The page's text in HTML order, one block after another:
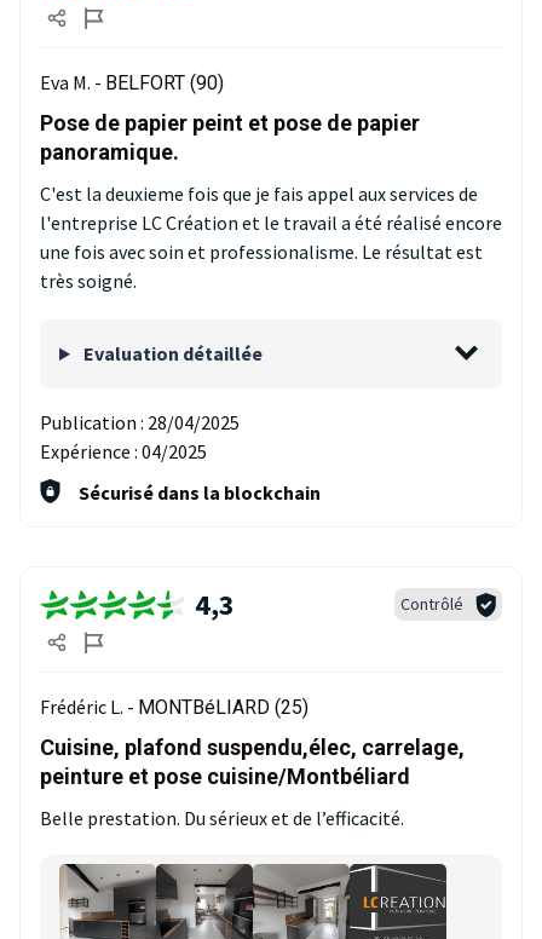
Eva M. - BELFORT (90)
Pose de papier peint et pose de papier
panoramique.
C'est la deuxieme fois que je fais appel aux services de
l'entreprise LC Création et le travail a été réalisé encore
une fois avec soin et professionalisme. Le résultat est
très soigné.
Evaluation détaillée
Publication : 28/04/2025
Expérience : 04/2025
Sécurisé dans la blockchain
4,3 Contrôlé
Frédéric L. - MONTBéLIARD (25)
Cuisine, plafond suspendu,élec, carrelage,
peinture et pose cuisine/Montbéliard
Belle prestation. Du sérieux et de l’efficacité.